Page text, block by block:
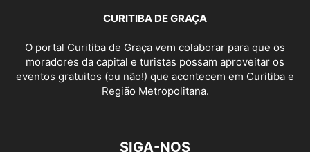
CURITIBA DE GRAÇA
O portal Curitiba de Graça vem colaborar para que os
moradores da capital e turistas possam aproveitar os
eventos gratuitos (ou não!) que acontecem em Curitiba e
Região Metropolitana.
SIGA-NOS